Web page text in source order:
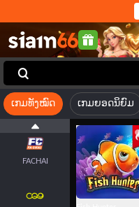
ເກມທັງໝົດ ເກມຍອດນິຍົມ
JILI
FACHAI